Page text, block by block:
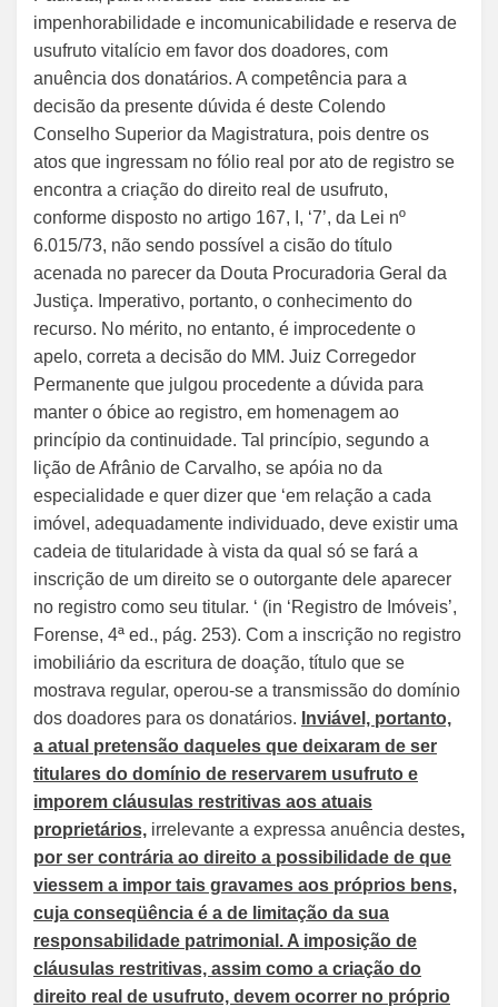
impenhorabilidade e incomunicabilidade e reserva de
usufruto vitalício em favor dos doadores, com
anuência dos donatários. A competência para a
decisão da presente dúvida é deste Colendo
Conselho Superior da Magistratura, pois dentre os
atos que ingressam no fólio real por ato de registro se
encontra a criação do direito real de usufruto,
conforme disposto no artigo 167, I, ‘7’, da Lei nº
6.015/73, não sendo possível a cisão do título
acenada no parecer da Douta Procuradoria Geral da
Justiça. Imperativo, portanto, o conhecimento do
recurso. No mérito, no entanto, é improcedente o
apelo, correta a decisão do MM. Juiz Corregedor
Permanente que julgou procedente a dúvida para
manter o óbice ao registro, em homenagem ao
princípio da continuidade. Tal princípio, segundo a
lição de Afrânio de Carvalho, se apóia no da
especialidade e quer dizer que ‘em relação a cada
imóvel, adequadamente individuado, deve existir uma
cadeia de titularidade à vista da qual só se fará a
inscrição de um direito se o outorgante dele aparecer
no registro como seu titular. ‘ (in ‘Registro de Imóveis’,
Forense, 4ª ed., pág. 253). Com a inscrição no registro
imobiliário da escritura de doação, título que se
mostrava regular, operou-se a transmissão do domínio
dos doadores para os donatários. Inviável, portanto,
a atual pretensão daqueles que deixaram de ser
titulares do domínio de reservarem usufruto e
imporem cláusulas restritivas aos atuais
proprietários, irrelevante a expressa anuência destes,
por ser contrária ao direito a possibilidade de que
viessem a impor tais gravames aos próprios bens,
cuja conseqüência é a de limitação da sua
responsabilidade patrimonial. A imposição de
cláusulas restritivas, assim como a criação do
direito real de usufruto, devem ocorrer no próprio